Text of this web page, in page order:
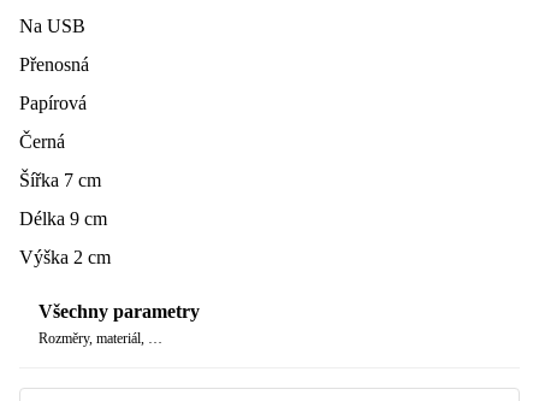
Na USB
Přenosná
Papírová
Černá
Šířka 7 cm
Délka 9 cm
Výška 2 cm
Všechny parametry
Rozměry, materiál, …